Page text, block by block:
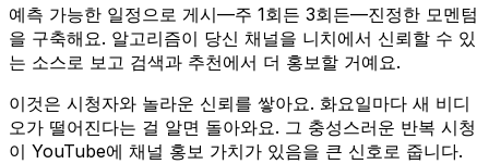
예측 가능한 일정으로 게시—주 1회든 3회든—진정한 모멘텀
을 구축해요. 알고리즘이 당신 채널을 니치에서 신뢰할 수 있
는 소스로 보고 검색과 추천에서 더 홍보할 거예요.
이것은 시청자와 놀라운 신뢰를 쌓아요. 화요일마다 새 비디
오가 떨어진다는 걸 알면 돌아와요. 그 충성스러운 반복 시청
이 YouTube에 채널 홍보 가치가 있음을 큰 신호로 줍니다.